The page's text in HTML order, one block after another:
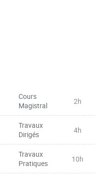
Cours
Magistral
2h
Travaux
Dirigés
4h
Travaux
Pratiques
10h